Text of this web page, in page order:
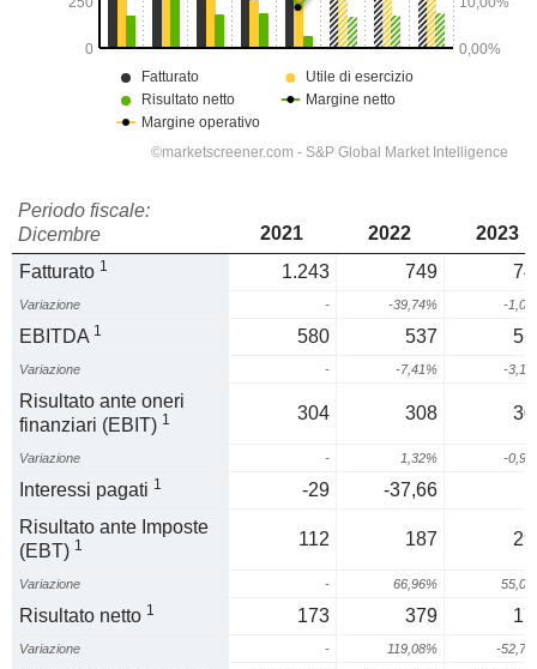
Periodo fiscale:
Dicembre
2021 2022
2023
Fatturato 1 1.243 749
Variazione - -39,74% -
EBITDA 1 580 537
Variazione - -7,41% -
Risultato ante oneri
finanziari (EBIT) 1 304 308
Variazione - 1,32% -
Interessi pagati 1 -29 -37,66
Risultato ante Imposte
(EBT) 1 112 187
Variazione - 66,96%
Risultato netto 1 173 379
Variazione - 119,08% -